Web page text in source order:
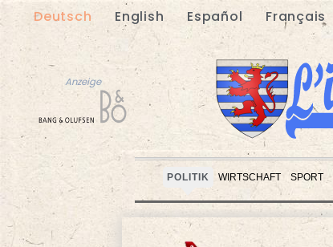
Deutsch English Español Français
Anzeige
POLITIK WIRTSCHAFT SPORT